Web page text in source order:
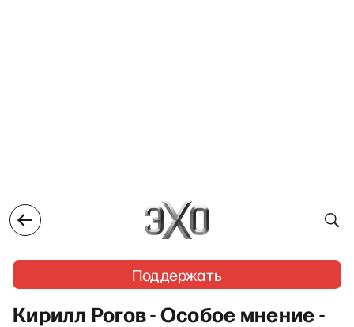
Поддержать
Кирилл Рогов - Особое мнение -